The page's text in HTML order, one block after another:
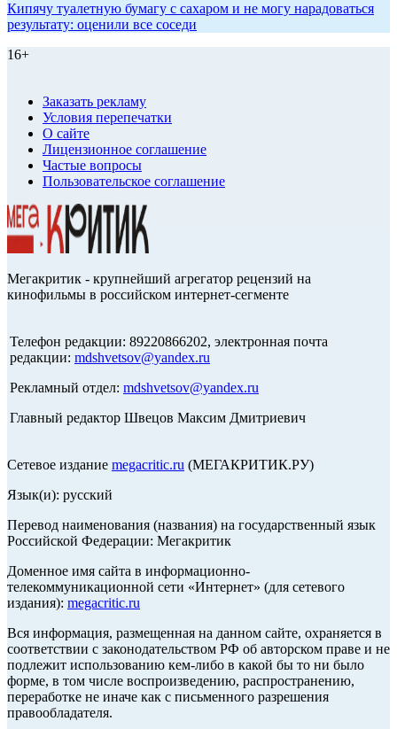
Кипячу туалетную бумагу с сахаром и не могу нарадоваться
результату: оценили все соседи
16+
Заказать рекламу
Условия перепечатки
О сайте
Лицензионное соглашение
Частые вопросы
Пользовательское соглашение
Мегакритик - крупнейший агрегатор рецензий на
кинофильмы в российском интернет-сегменте
Телефон редакции: 89220866202, электронная почта
редакции: mdshvetsov@yandex.ru
Рекламный отдел: mdshvetsov@yandex.ru
Главный редактор Швецов Максим Дмитриевич
Сетевое издание megacritic.ru (МЕГАКРИТИК.РУ)
Язык(и): русский
Перевод наименования (названия) на государственный язык
Российской Федерации: Мегакритик
Доменное имя сайта в информационно-
телекоммуникационной сети «Интернет» (для сетевого
издания): megacritic.ru
Вся информация, размещенная на данном сайте, охраняется в
соответствии с законодательством РФ об авторском праве и не
подлежит использованию кем-либо в какой бы то ни было
форме, в том числе воспроизведению, распространению,
переработке не иначе как с письменного разрешения
правообладателя.